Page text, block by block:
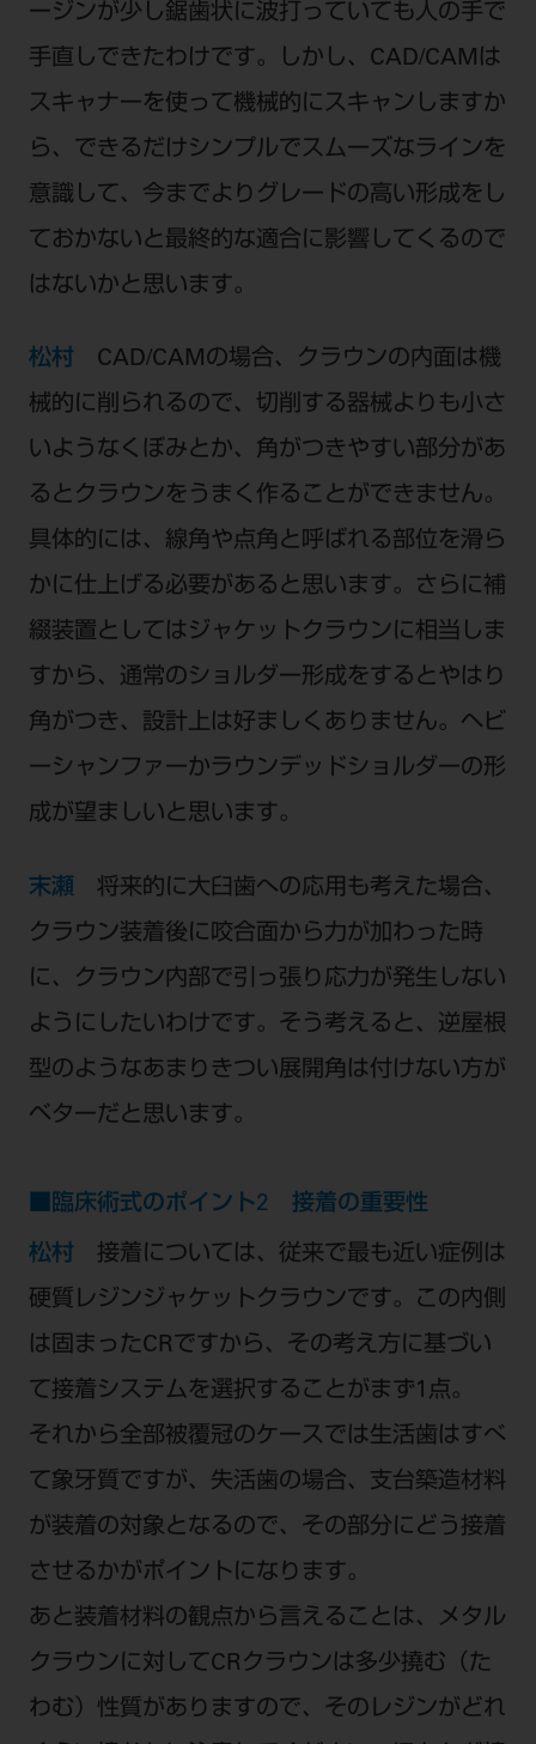
ージンが少し鋸歯状に波打っていても人の手で
手直しできたわけです。しかし、CAD/CAMは
スキャナーを使って機械的にスキャンしますか
ら、できるだけシンプルでスムーズなラインを
意識して、今までよりグレードの高い形成をし
ておかないと最終的な適合に影響してくるので
はないかと思います。
松村 CAD/CAMの場合、クラウンの内面は機
械的に削られるので、切削する器械よりも小さ
いようなくぼみとか、角がつきやすい部分があ
るとクラウンをうまく作ることができません。
具体的には、線角や点角と呼ばれる部位を滑ら
かに仕上げる必要があると思います。さらに補
綴装置としてはジャケットクラウンに相当しま
すから、通常のショルダー形成をするとやはり
角がつき、設計上は好ましくありません。ヘビ
ーシャンファーかラウンデッドショルダーの形
成が望ましいと思います。
末瀬 将来的に大臼歯への応用も考えた場合、
クラウン装着後に咬合面から力が加わった時
に、クラウン内部で引っ張り応力が発生しない
ようにしたいわけです。そう考えると、逆屋根
型のようなあまりきつい展開角は付けない方が
ベターだと思います。
■臨床術式のポイント2 接着の重要性
松村 接着については、従来で最も近い症例は
硬質レジンジャケットクラウンです。この内側
は固まったCRですから、その考え方に基づい
て接着システムを選択することがまず1点。
それから全部被覆冠のケースでは生活歯はすべ
て象牙質ですが、失活歯の場合、支台築造材料
が装着の対象となるので、その部分にどう接着
させるかがポイントになります。
あと装着材料の観点から言えることは、メタル
クラウンに対してCRクラウンは多少撓む（た
わむ）性質がありますので、そのレジンがどれ